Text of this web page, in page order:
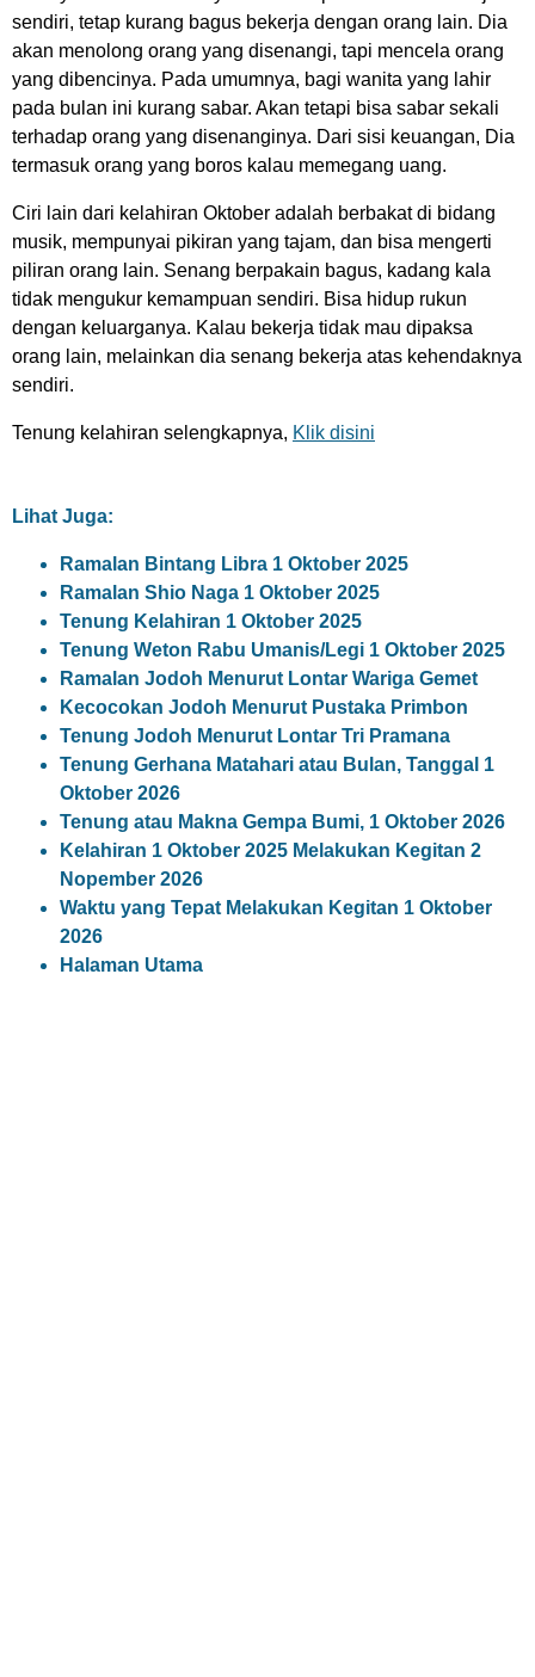
sendiri, tetap kurang bagus bekerja dengan orang lain. Dia
akan menolong orang yang disenangi, tapi mencela orang
yang dibencinya. Pada umumnya, bagi wanita yang lahir
pada bulan ini kurang sabar. Akan tetapi bisa sabar sekali
terhadap orang yang disenanginya. Dari sisi keuangan, Dia
termasuk orang yang boros kalau memegang uang.
Ciri lain dari kelahiran Oktober adalah berbakat di bidang
musik, mempunyai pikiran yang tajam, dan bisa mengerti
piliran orang lain. Senang berpakain bagus, kadang kala
tidak mengukur kemampuan sendiri. Bisa hidup rukun
dengan keluarganya. Kalau bekerja tidak mau dipaksa
orang lain, melainkan dia senang bekerja atas kehendaknya
sendiri.
Tenung kelahiran selengkapnya, Klik disini
Lihat Juga:
Ramalan Bintang Libra 1 Oktober 2025
Ramalan Shio Naga 1 Oktober 2025
Tenung Kelahiran 1 Oktober 2025
Tenung Weton Rabu Umanis/Legi 1 Oktober 2025
Ramalan Jodoh Menurut Lontar Wariga Gemet
Kecocokan Jodoh Menurut Pustaka Primbon
Tenung Jodoh Menurut Lontar Tri Pramana
Tenung Gerhana Matahari atau Bulan, Tanggal 1
Oktober 2026
Tenung atau Makna Gempa Bumi, 1 Oktober 2026
Kelahiran 1 Oktober 2025 Melakukan Kegitan 2
Nopember 2026
Waktu yang Tepat Melakukan Kegitan 1 Oktober
2026
Halaman Utama